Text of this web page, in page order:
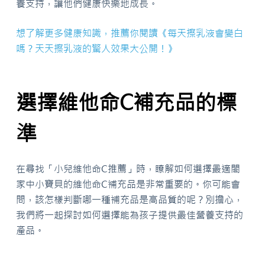
養支持，讓他們健康快樂地成長。
想了解更多健康知識，推薦你閱讀《每天擦乳液會變白
嗎？天天擦乳液的驚人效果大公開！》
選擇維他命C補充品的標
準
在尋找「小兒維他命C推薦」時，瞭解如何選擇最適閤
家中小寶貝的維他命C補充品是非常重要的。你可能會
問，該怎樣判斷哪一種補充品是高品質的呢？別擔心，
我們將一起探討如何選擇能為孩子提供最佳營養支持的
產品。